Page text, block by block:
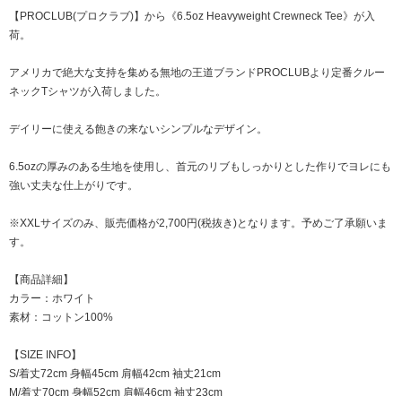
【PROCLUB(プロクラブ)】から《6.5oz Heavyweight Crewneck Tee》が入
荷。
アメリカで絶大な支持を集める無地の王道ブランドPROCLUBより定番クルー
ネックTシャツが入荷しました。
デイリーに使える飽きの来ないシンプルなデザイン。
6.5ozの厚みのある生地を使用し、首元のリブもしっかりとした作りでヨレにも
強い丈夫な仕上がりです。
※XXLサイズのみ、販売価格が2,700円(税抜き)となります。予めご了承願いま
す。
【商品詳細】
カラー：ホワイト
素材：コットン100%
【SIZE INFO】
S/着丈72cm 身幅45cm 肩幅42cm 袖丈21cm
M/着丈70cm 身幅52cm 肩幅46cm 袖丈23cm